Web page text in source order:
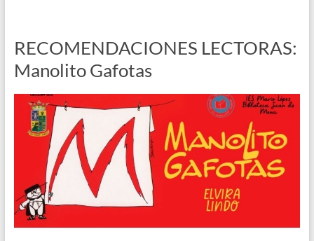
RECOMENDACIONES LECTORAS:
Manolito Gafotas